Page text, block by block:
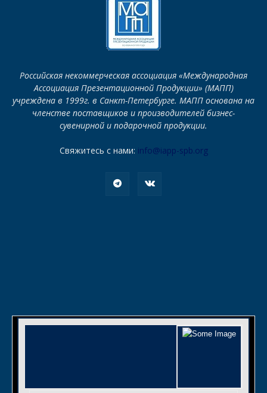
Российская некоммерческая ассоциация «Международная
Ассоциация Презентационной Продукции» (МАПП)
учреждена в 1999г. в Санкт-Петербурге. МАПП основана на
членстве поставщиков и производителей бизнес-
сувенирной и подарочной продукции.
Свяжитесь с нами: info@iapp-spb.org